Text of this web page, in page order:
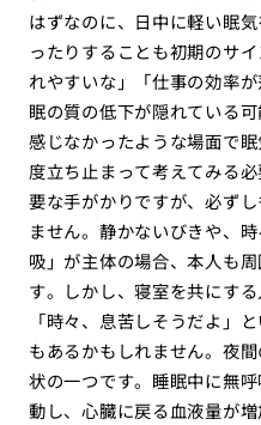
はずなのに、日中に軽い眠
ったりすることも初期のサ
れやすいな」「仕事の効率
眠の質の低下が隠れている
感じなかったような場面で
度立ち止まって考えてみる
要な手がかりですが、必ず
ません。静かないびきや、
吸」が主体の場合、本人も
す。しかし、寝室を共にす
「時々、息苦しそうだよ」
もあるかもしれません。夜
状の一つです。睡眠中に無
動し、心臓に戻る血液量が